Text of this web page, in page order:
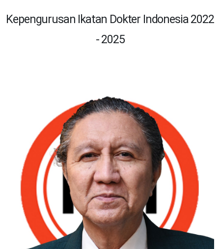
Kepengurusan Ikatan Dokter Indonesia 2022
- 2025